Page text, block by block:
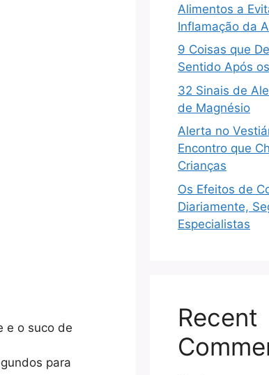
e o suco de
para
Alimentos a
Inflamação da
9 Coisas que
Sentido Após
32 Sinais de
de Magnésio
Alerta no
Encontro que
Crianças
Os Efeitos de
Diariamente,
Especialistas
Recent